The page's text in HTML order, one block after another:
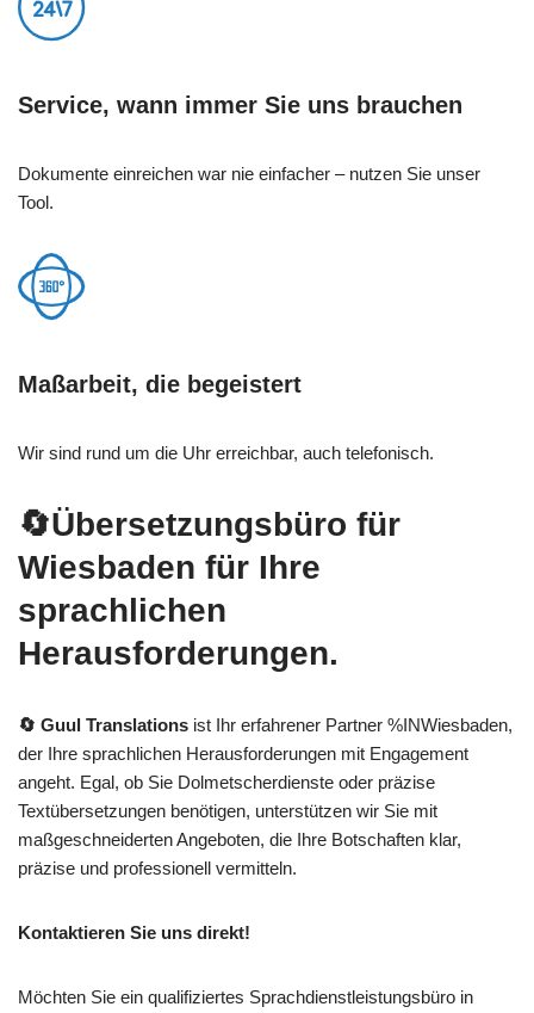
Service, wann immer Sie uns brauchen
Dokumente einreichen war nie einfacher – nutzen Sie unser
Tool.
Maßarbeit, die begeistert
Wir sind rund um die Uhr erreichbar, auch telefonisch.
🔄Übersetzungsbüro für
Wiesbaden für Ihre
sprachlichen
Herausforderungen.
🔄 Guul Translations ist Ihr erfahrener Partner %INWiesbaden,
der Ihre sprachlichen Herausforderungen mit Engagement
angeht. Egal, ob Sie Dolmetscherdienste oder präzise
Textübersetzungen benötigen, unterstützen wir Sie mit
maßgeschneiderten Angeboten, die Ihre Botschaften klar,
präzise und professionell vermitteln.
Kontaktieren Sie uns direkt!
Möchten Sie ein qualifiziertes Sprachdienstleistungsbüro in